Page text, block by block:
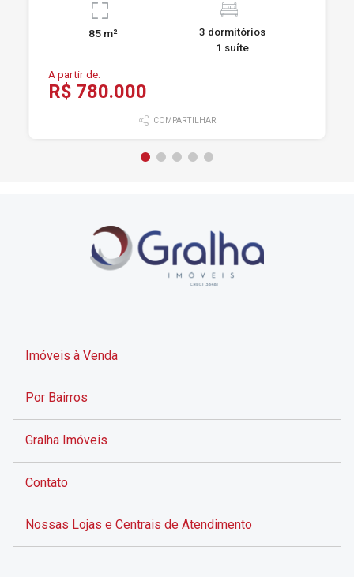
85 m²
3 dormitórios
1 suíte
A partir de:
R$ 780.000
COMPARTILHAR
Imóveis à Venda
Por Bairros
Gralha Imóveis
Contato
Nossas Lojas e Centrais de Atendimento